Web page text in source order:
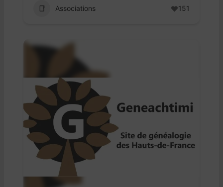
Associations 151